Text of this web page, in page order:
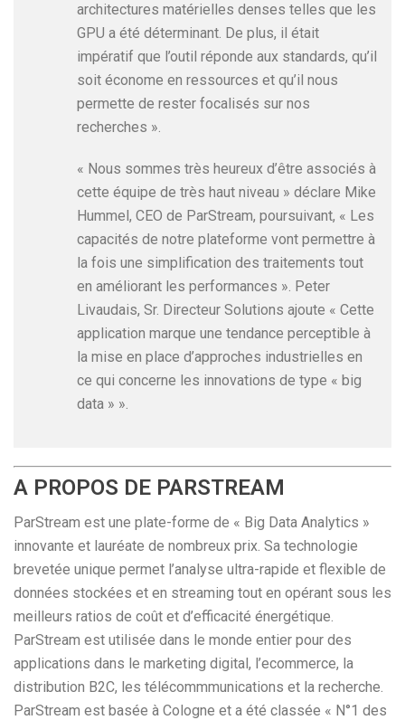
architectures matérielles denses telles que les
GPU a été déterminant. De plus, il était
impératif que l’outil réponde aux standards, qu’il
soit économe en ressources et qu’il nous
permette de rester focalisés sur nos
recherches ».
« Nous sommes très heureux d’être associés à
cette équipe de très haut niveau » déclare Mike
Hummel, CEO de ParStream, poursuivant, « Les
capacités de notre plateforme vont permettre à
la fois une simplification des traitements tout
en améliorant les performances ». Peter
Livaudais, Sr. Directeur Solutions ajoute « Cette
application marque une tendance perceptible à
la mise en place d’approches industrielles en
ce qui concerne les innovations de type « big
data » ».
A PROPOS DE PARSTREAM
ParStream est une plate-forme de « Big Data Analytics »
innovante et lauréate de nombreux prix. Sa technologie
brevetée unique permet l’analyse ultra-rapide et flexible de
données stockées et en streaming tout en opérant sous les
meilleurs ratios de coût et d’efficacité énergétique.
ParStream est utilisée dans le monde entier pour des
applications dans le marketing digital, l’ecommerce, la
distribution B2C, les télécommmunications et la recherche.
ParStream est basée à Cologne et a été classée « N°1 des